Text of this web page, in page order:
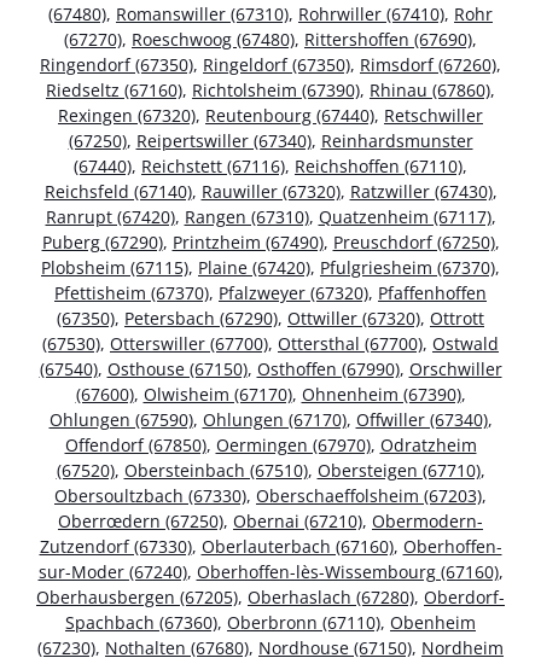
(67480), Romanswiller (67310), Rohrwiller (67410), Rohr
(67270), Roeschwoog (67480), Rittershoffen (67690),
Ringendorf (67350), Ringeldorf (67350), Rimsdorf (67260),
Riedseltz (67160), Richtolsheim (67390), Rhinau (67860),
Rexingen (67320), Reutenbourg (67440), Retschwiller
(67250), Reipertswiller (67340), Reinhardsmunster
(67440), Reichstett (67116), Reichshoffen (67110),
Reichsfeld (67140), Rauwiller (67320), Ratzwiller (67430),
Ranrupt (67420), Rangen (67310), Quatzenheim (67117),
Puberg (67290), Printzheim (67490), Preuschdorf (67250),
Plobsheim (67115), Plaine (67420), Pfulgriesheim (67370),
Pfettisheim (67370), Pfalzweyer (67320), Pfaffenhoffen
(67350), Petersbach (67290), Ottwiller (67320), Ottrott
(67530), Otterswiller (67700), Ottersthal (67700), Ostwald
(67540), Osthouse (67150), Osthoffen (67990), Orschwiller
(67600), Olwisheim (67170), Ohnenheim (67390),
Ohlungen (67590), Ohlungen (67170), Offwiller (67340),
Offendorf (67850), Oermingen (67970), Odratzheim
(67520), Obersteinbach (67510), Obersteigen (67710),
Obersoultzbach (67330), Oberschaeffolsheim (67203),
Oberrœdern (67250), Obernai (67210), Obermodern-
Zutzendorf (67330), Oberlauterbach (67160), Oberhoffen-
sur-Moder (67240), Oberhoffen-lès-Wissembourg (67160),
Oberhausbergen (67205), Oberhaslach (67280), Oberdorf-
Spachbach (67360), Oberbronn (67110), Obenheim
(67230), Nothalten (67680), Nordhouse (67150), Nordheim